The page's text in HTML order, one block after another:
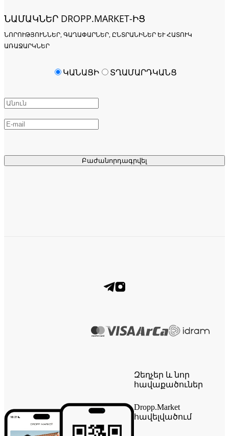
ՆԱՄԱԿՆԵՐ DROPP.MARKET-ԻՑ
ՆՈՐՈՒԹՅՈՒՆՆԵՐ, ԳԱՂԱՓԱՐՆԵՐ, ԸՆՏՐԱՆԻՆԵՐ ԵՒ ՀԱՏՈՒԿ Ա
ՌԱՋԱՐԿՆԵՐ
Բաժանորդագրվել
ԿԱՆԱՑԻ ՏՂԱՄԱՐԴԿԱՆՑ
Զեղչեր և նոր
հավաքածուներ
Dropp.Market
հավելվածում